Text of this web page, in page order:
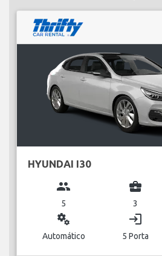
HYUNDAI I30
group
5
business_center
3
miscellaneous_services
Automático
login
5 Porta